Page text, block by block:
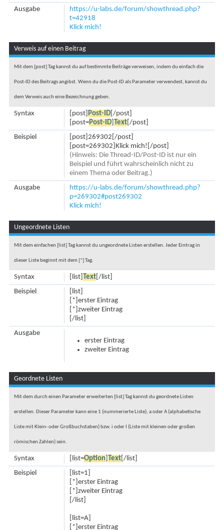
https://u-labs.de/forum/showthread.php?
t=42918
Klick mich!
Ausgabe
Verweis auf einen Beitrag
Mit dem [post] Tag kannst du auf bestimmte Beiträge verweisen, indem du einfach die
Post-ID des Beitrags angibst. Wenn du die Post-ID als Parameter verwendest, kannst du
dem Verweis auch eine Bezeichnung geben.
[post] Post-ID[/post]
[post=Post-ID] Text[/post]
Syntax
[post]269302[/post]
[post=269302]Klick mich![/post]
(Hinweis: Die Thread-ID/Post-ID ist nur ein
Beispiel und führt wahrscheinlich nicht zu
einem Thema oder Beitrag.)
Beispiel
https://u-labs.de/forum/showthread.php?
p=269302#post269302
Klick mich!
Ausgabe
Ungeordnete Listen
Mit dem einfachen [list] Tag kannst du ungeordnete Listen erstellen. Jeder Eintrag in
dieser Liste beginnt mit dem [*] Tag.
[list] Text[/list]
Syntax
[list]
[*]erster Eintrag
[*]zweiter Eintrag
[/list]
Beispiel
erster Eintrag
zweiter Eintrag
Ausgabe
Geordnete Listen
Mit dem durch einen Parameter erweiterten [list] Tag kannst du geordnete Listen
erstellen. Dieser Parameter kann eine 1 (nummerierte Liste), a oder A (alphabetische
Liste mit Klein- oder Großbuchstaben) bzw. i oder I (Liste mit kleinen oder großen
römischen Zahlen) sein.
[list=Option] Text[/list]
Syntax
[list=1]
[*]erster Eintrag
[*]zweiter Eintrag
[/list]
[list=A]
[*]erster Eintrag
Beispiel